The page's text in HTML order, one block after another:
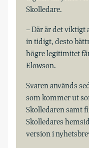
Skolledare.
– Där är det viktigt
in tidigt, desto
högre legitimitet
Elowson.
Svaren används
som kommer ut
Skolledaren samt
Skolledares
version i